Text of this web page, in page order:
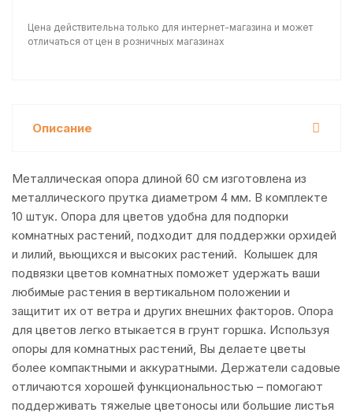
Цена действительна только для интернет-магазина и может
отличаться от цен в розничных магазинах
Описание
Металлическая опора длиной 60 см изготовлена из
металлического прутка диаметром 4 мм. В комплекте
10 штук. Опора для цветов удобна для подпорки
комнатных растений, подходит для поддержки орхидей
и лилий, вьющихся и высоких растений. Колышек для
подвязки цветов комнатных поможет удержать ваши
любимые растения в вертикальном положении и
защитит их от ветра и других внешних факторов. Опора
для цветов легко втыкается в грунт горшка. Используя
опоры для комнатных растений, Вы делаете цветы
более компактными и аккуратными. Держатели садовые
отличаются хорошей функциональностью – помогают
поддерживать тяжелые цветоносы или большие листья